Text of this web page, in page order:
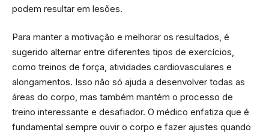
podem resultar em lesões.
Para manter a motivação e melhorar os resultados, é
sugerido alternar entre diferentes tipos de exercícios,
como treinos de força, atividades cardiovasculares e
alongamentos. Isso não só ajuda a desenvolver todas as
áreas do corpo, mas também mantém o processo de
treino interessante e desafiador. O médico enfatiza que é
fundamental sempre ouvir o corpo e fazer ajustes quando